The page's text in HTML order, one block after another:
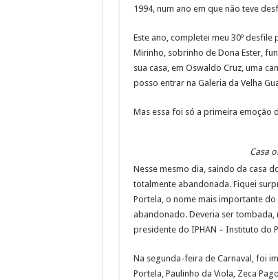
1994, num ano em que não teve
Este ano, completei meu 30º
Mirinho, sobrinho de Dona Ester,
sua casa, em Oswaldo Cruz, uma
posso entrar na Galeria da Velha
Mas essa foi só a primeira emoção
Casa
Nesse mesmo dia, saindo da casa
totalmente abandonada. Fiquei
Portela, o nome mais importante
abandonado. Deveria ser
presidente do IPHAN – Instituto do
Na segunda-feira de Carnaval, foi
Portela, Paulinho da Viola, Zeca